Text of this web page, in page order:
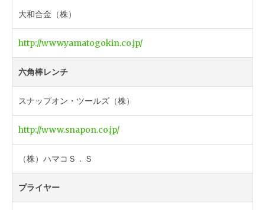
大和合金（株）
http://www.yamatogokin.co.jp/
六角棒レンチ
スナップオン・ツールズ（株）
http://www.snapon.co.jp/
（株）ハマコＳ．Ｓ
プライヤー